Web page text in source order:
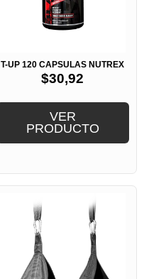
T-UP 120 CAPSULAS NUTREX
$30,92
VER
PRODUCTO